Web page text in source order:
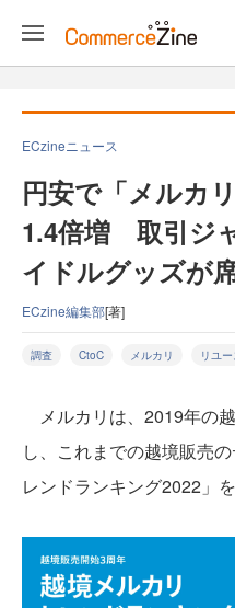
ECzineニュース
円安で「メルカ
1.4倍増 取引ジ
イドルグッズが
ECzine編集部[著]
調査 CtoC メルカリ リユー
メルカリは、2019年の
し、これまでの越境販売
レンドランキング2022」を